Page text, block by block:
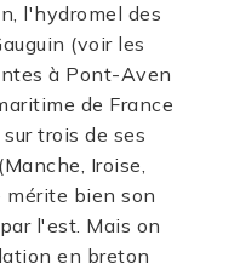
l'hydromel des
(voir les
à Pont-Aven
de France
trois de ses
Iroise,
bien son
l'est. Mais on
en breton